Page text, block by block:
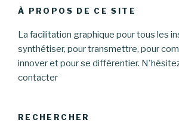
À PROPOS DE CE SITE
La facilitation graphique pour tous les
synthétiser, pour transmettre, pour
innover et pour se différentier.
contacter
RECHERCHER